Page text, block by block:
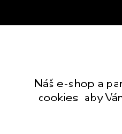
info@drozda-
Náš e-shop a
cookies, aby